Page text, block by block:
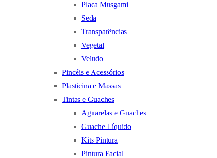
Placa Musgami
Seda
Transparências
Vegetal
Veludo
Pincéis e Acessórios
Plasticina e Massas
Tintas e Guaches
Aguarelas e Guaches
Guache Líquido
Kits Pintura
Pintura Facial